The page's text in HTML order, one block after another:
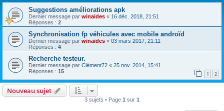
Suggestions améliorations apk
Dernier message par winaides « 16 déc. 2018, 21:51
Réponses : 2
Synchronisation fp véhicules avec mobile androïd
Dernier message par winaides « 03 mars 2017, 21:11
Réponses : 4
Recherche testeur.
Dernier message par Clément72 « 25 nov. 2014, 15:41
Réponses : 15 1 2
Nouveau sujet
3 sujets • Page 1 sur 1